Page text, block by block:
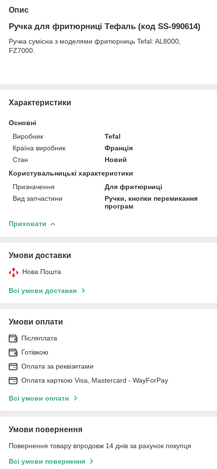
Опис
Ручка для фритюрниці Tефаль (код SS-990614)
Ручка сумісна з моделями фритюрниць Tefal: AL8000,
FZ7000.
Характеристики
Основні
Виробник
Tefal
Країна виробник
Франція
Стан
Новий
Користувальницькі характеристики
Призначення
Для фритюрниці
Вид запчастини
Ручки, кнопки перемикання
програм
Приховати
Умови доставки
Нова Пошта
Всі умови доставки
Умови оплати
Післяплата
Готівкою
Оплата за реквізитами
Оплата карткою Visa, Mastercard - WayForPay
Всі умови оплати
Умови повернення
Повернення товару впродовж 14 днів за рахунок покупця
Всі умови повернення